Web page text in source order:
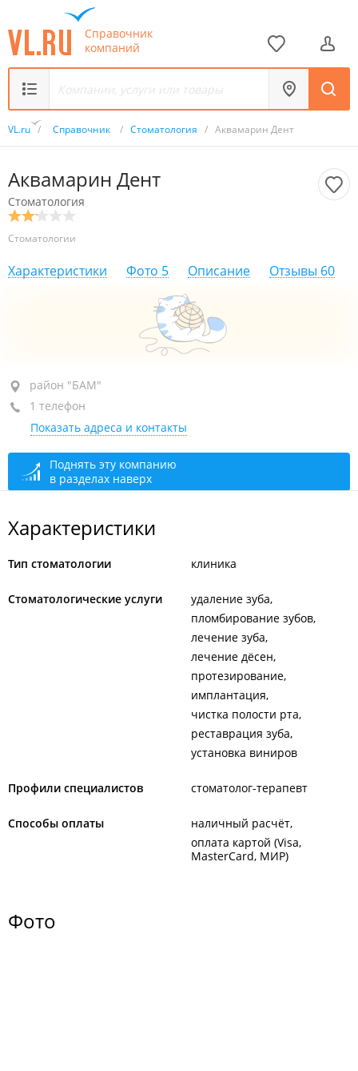
Справочник
компаний
VL.ru / Справочник / Стоматология / Аквамарин Дент
Аквамарин Дент
Стоматология
Стоматологии
Характеристики Фото 5 Описание Отзывы 60
район "БАМ", ул. Ульяновская, 7
ТЦ " Восток-City", 3-й этаж, оф. 306
+7 (423) 280-83-03
закрыто, откроется в 09:00
район "БАМ"
1 телефон
Показать адреса и контакты
Поднять эту компанию
в разделах наверх
Характеристики
Тип стоматологии клиника
Стоматологические услуги
удаление зуба
пломбирование зубов
лечение зуба
лечение дёсен
протезирование
имплантация
чистка полости рта
реставрация зуба
установка виниров
Профили специалистов стоматолог-терапевт
Способы оплаты
наличный расчёт
оплата картой (Visa,
MasterCard, МИР)
Фото